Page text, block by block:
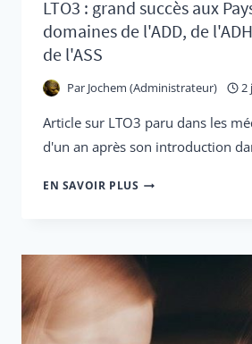
LTO3 : grand succès aux
domaines de l'ADD, de
de l'ASS
Par Jochem (Administrateur) 2
Article sur LTO3 paru dans les
d'un an après son introduction
EN SAVOIR PLUS LTO3
SUCCÈS
AUX
PAYS-
BAS